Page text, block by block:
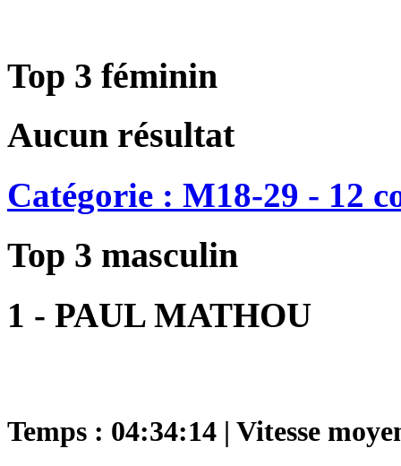
Top 3 féminin
Aucun résultat
Catégorie : M18-29 - 12
Top 3 masculin
1 - PAUL MATHOU
Temps : 04:34:14 | Vitesse